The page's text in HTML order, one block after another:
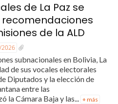
de La Paz se
de la ALD
subnacionales en Bolivia, La
de sus vocales electorales
Diputados y la elección de
entre las
la Cámara Baja y las... + más